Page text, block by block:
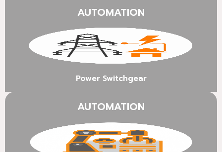
AUTOMATION
Power Switchgear
AUTOMATION